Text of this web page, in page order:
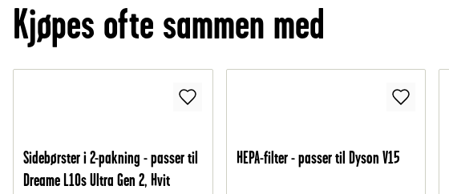
Kjøpes ofte sammen med
Sidebørster i 2-pakning - passer til
Dreame L10s Ultra Gen 2, Hvit
HEPA-filter - passer til Dyson V15